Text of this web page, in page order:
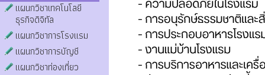
แผนกวิชาเทคโนโลยี
ธุรกิจดิจิทัล
แผนกวิชาการโรงแรม
แผนกวิชาการบัญชี
แผนกวิชาท่องเที่ยว